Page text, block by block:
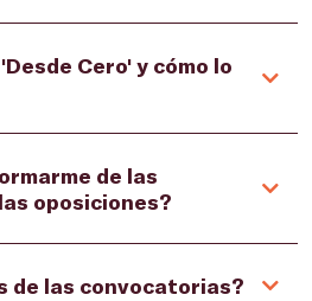
Cero' y cómo lo
de las
oposiciones?
de las convocatorias?